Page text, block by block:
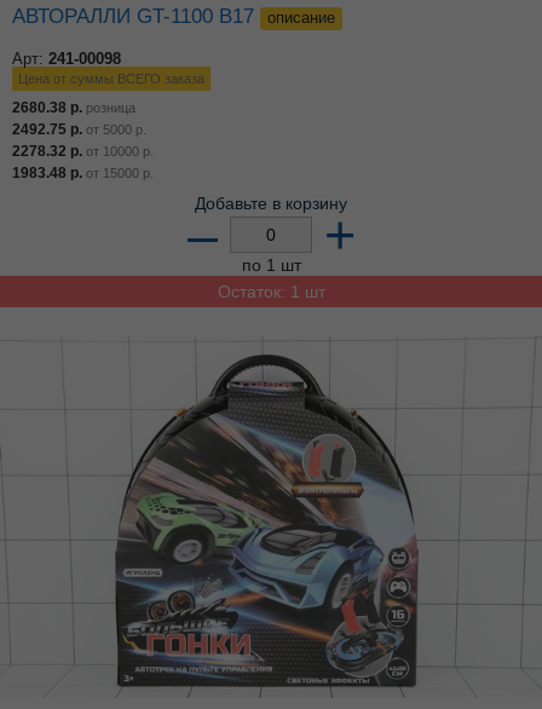
АВТОРАЛЛИ GT-1100 В17 описание
Арт: 241-00098
Цена от суммы ВСЕГО заказа
2680.38 р. розница
2492.75 р. от 5000 р.
2278.32 р. от 10000 р.
1983.48 р. от 15000 р.
Добавьте в корзину
– +
по 1 шт
Остаток: 1 шт